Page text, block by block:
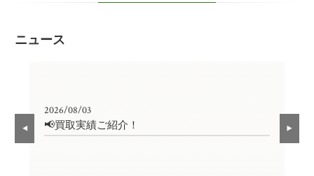
ニュース
2026/08/03
📢買取実績ご紹介！